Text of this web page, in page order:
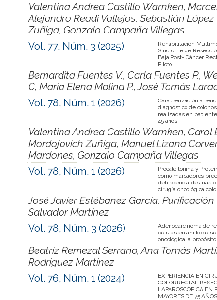
Valentina Andrea Castillo Warnken,
Alejandro Readi Vallejos, Sebastián
Zuñiga, Gonzalo Campaña Villegas
Vol. 77, Núm. 3 (2025)
Rehabilitación
Síndrome de
Baja Post- Cáncer
Piloto
Bernardita Fuentes V., Carla Fuentes P.,
C, María Elena Molina P., José Tomás
Vol. 78, Núm. 1 (2026)
Caracterización y
diagnóstico de
realizadas en
45 años
Valentina Andrea Castillo Warnken,
Mordojovich Zuñiga, Manuel Lizana
Mardones, Gonzalo Campaña Villegas
Vol. 78, Núm. 1 (2026)
Procalcitonina y
como marcadores
dehiscencia de
cirugía oncológica
José Javier Estébanez García,
Salvador Martínez
Vol. 78, Núm. 3 (2026)
Adenocarcinoma de
células en anillo de
oncológica: a
Beatriz Remezal Serrano, Ana Tomás
Rodríguez Martínez
Vol. 76, Núm. 1 (2024)
EXPERIENCIA EN
COLORRECTAL
LAPAROSCÓPICA EN
MAYORES DE 75